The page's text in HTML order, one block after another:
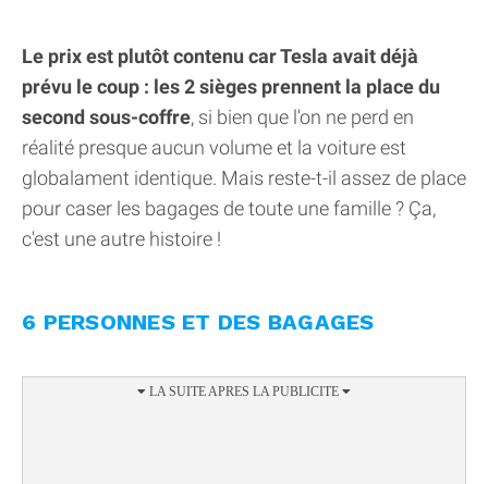
Le prix est plutôt contenu car Tesla avait déjà
prévu le coup : les 2 sièges prennent la place du
second sous-coffre, si bien que l'on ne perd en
réalité presque aucun volume et la voiture est
globalament identique. Mais reste-t-il assez de place
pour caser les bagages de toute une famille ? Ça,
c'est une autre histoire !
6 PERSONNES ET DES BAGAGES